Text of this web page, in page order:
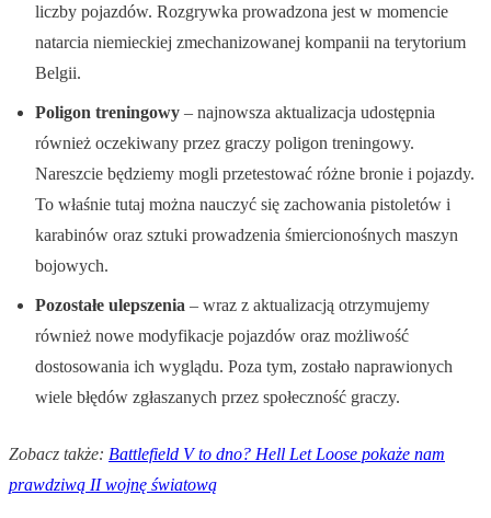
liczby pojazdów. Rozgrywka prowadzona jest w momencie
natarcia niemieckiej zmechanizowanej kompanii na terytorium
Belgii.
Poligon treningowy – najnowsza aktualizacja udostępnia
również oczekiwany przez graczy poligon treningowy.
Nareszcie będziemy mogli przetestować różne bronie i pojazdy.
To właśnie tutaj można nauczyć się zachowania pistoletów i
karabinów oraz sztuki prowadzenia śmiercionośnych maszyn
bojowych.
Pozostałe ulepszenia – wraz z aktualizacją otrzymujemy
również nowe modyfikacje pojazdów oraz możliwość
dostosowania ich wyglądu. Poza tym, zostało naprawionych
wiele błędów zgłaszanych przez społeczność graczy.
Zobacz także: Battlefield V to dno? Hell Let Loose pokaże nam
prawdziwą II wojnę światową